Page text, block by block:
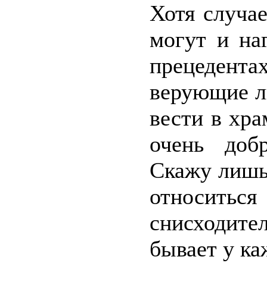
Хотя
могут и
верующие
вести в
очень
Скажу
бывает у